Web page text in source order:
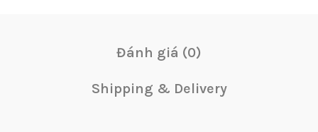
Đánh giá (0)
Shipping & Delivery